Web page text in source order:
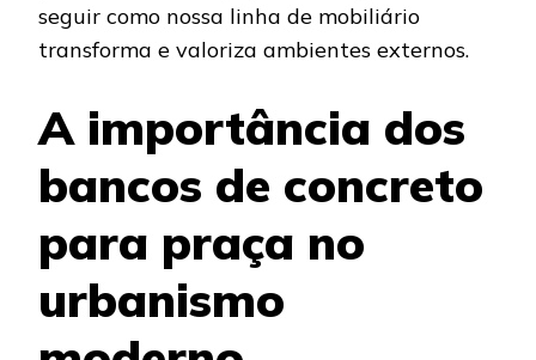
seguir como nossa linha de mobiliário
transforma e valoriza ambientes externos.
A importância dos
bancos de concreto
para praça no
urbanismo